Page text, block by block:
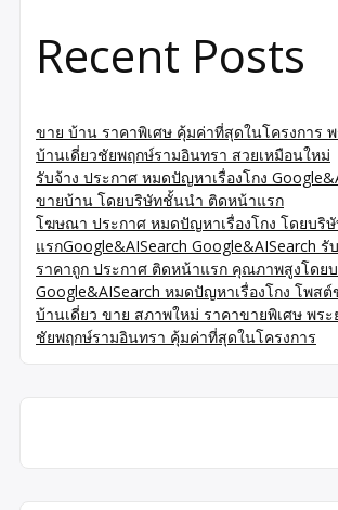
Recent Posts
ขาย บ้าน ราคาพิเศษ คุ้มค่าที่สุดในโครงการ
บ้านเดี่ยวชัยพฤกษ์รามอินทรา สวยเหมือนใหม่
รับจ้าง ประกาศ หมดปัญหาเรื่องโกง
ขายบ้าน โดยบริษัทชั้นนำ ติดหน้าแรก
โฆษณา ประกาศ หมดปัญหาเรื่องโกง โดยบริ
แรกGoogle&AISearch Google&AISearch รั
ราคาถูก ประกาศ ติดหน้าแรก คุณภาพสูงโดย
Google&AISearch หมดปัญหาเรื่องโกง โพส
บ้านเดี่ยว ขาย สภาพใหม่ ราคาขายพิเศษ พร
ชัยพฤกษ์รามอินทรา คุ้มค่าที่สุดในโครงการ